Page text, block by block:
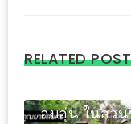
พิเศษ
โม
ชั่น
RELATED
อาหารไ
ไทยพื้น